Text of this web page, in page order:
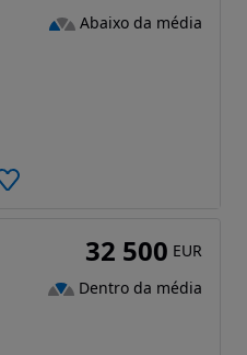
Abaixo da média
32 500 EUR
Dentro da média